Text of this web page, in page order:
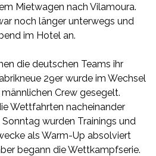
Mietwagen nach Vilamoura.
noch länger unterwegs und
im Hotel an.
die deutschen Teams ihr
29er wurde im Wechsel
Crew gesegelt.
Wettfahrten nacheinander
wurden Trainings und
als Warm-Up absolviert
begann die Wettkampfserie.